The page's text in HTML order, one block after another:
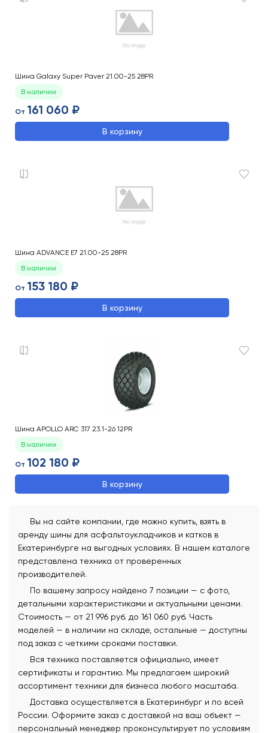
Шина Galaxy Super Paver 21.00-25 28PR
В наличии
От 161 060 ₽
В корзину
Шина ADVANCE E7 21.00-25 28PR
В наличии
От 153 180 ₽
В корзину
Шина APOLLO ARC 317 23.1-26 12PR
В наличии
От 102 180 ₽
В корзину
Вы на сайте компании, где можно купить, взять в
аренду шины для асфальтоукладчиков и катков в
Екатеринбурге на выгодных условиях. В нашем каталоге
представлена техника от проверенных
производителей.
По вашему запросу найдено 7 позиции — с фото,
детальными характеристиками и актуальными ценами.
Стоимость — от 21 996 руб. до 161 060 руб. Часть
моделей — в наличии на складе, остальные — доступны
под заказ с четкими сроками поставки.
Вся техника поставляется официально, имеет
сертификаты и гарантию. Мы предлагаем широкий
ассортимент техники для бизнеса любого масштаба.
Доставка осуществляется в Екатеринбург и по всей
России. Оформите заказ с доставкой на ваш объект —
персональный менеджер проконсультирует по условиям